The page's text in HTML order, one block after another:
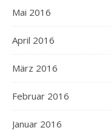
Mai 2016
April 2016
März 2016
Februar 2016
Januar 2016